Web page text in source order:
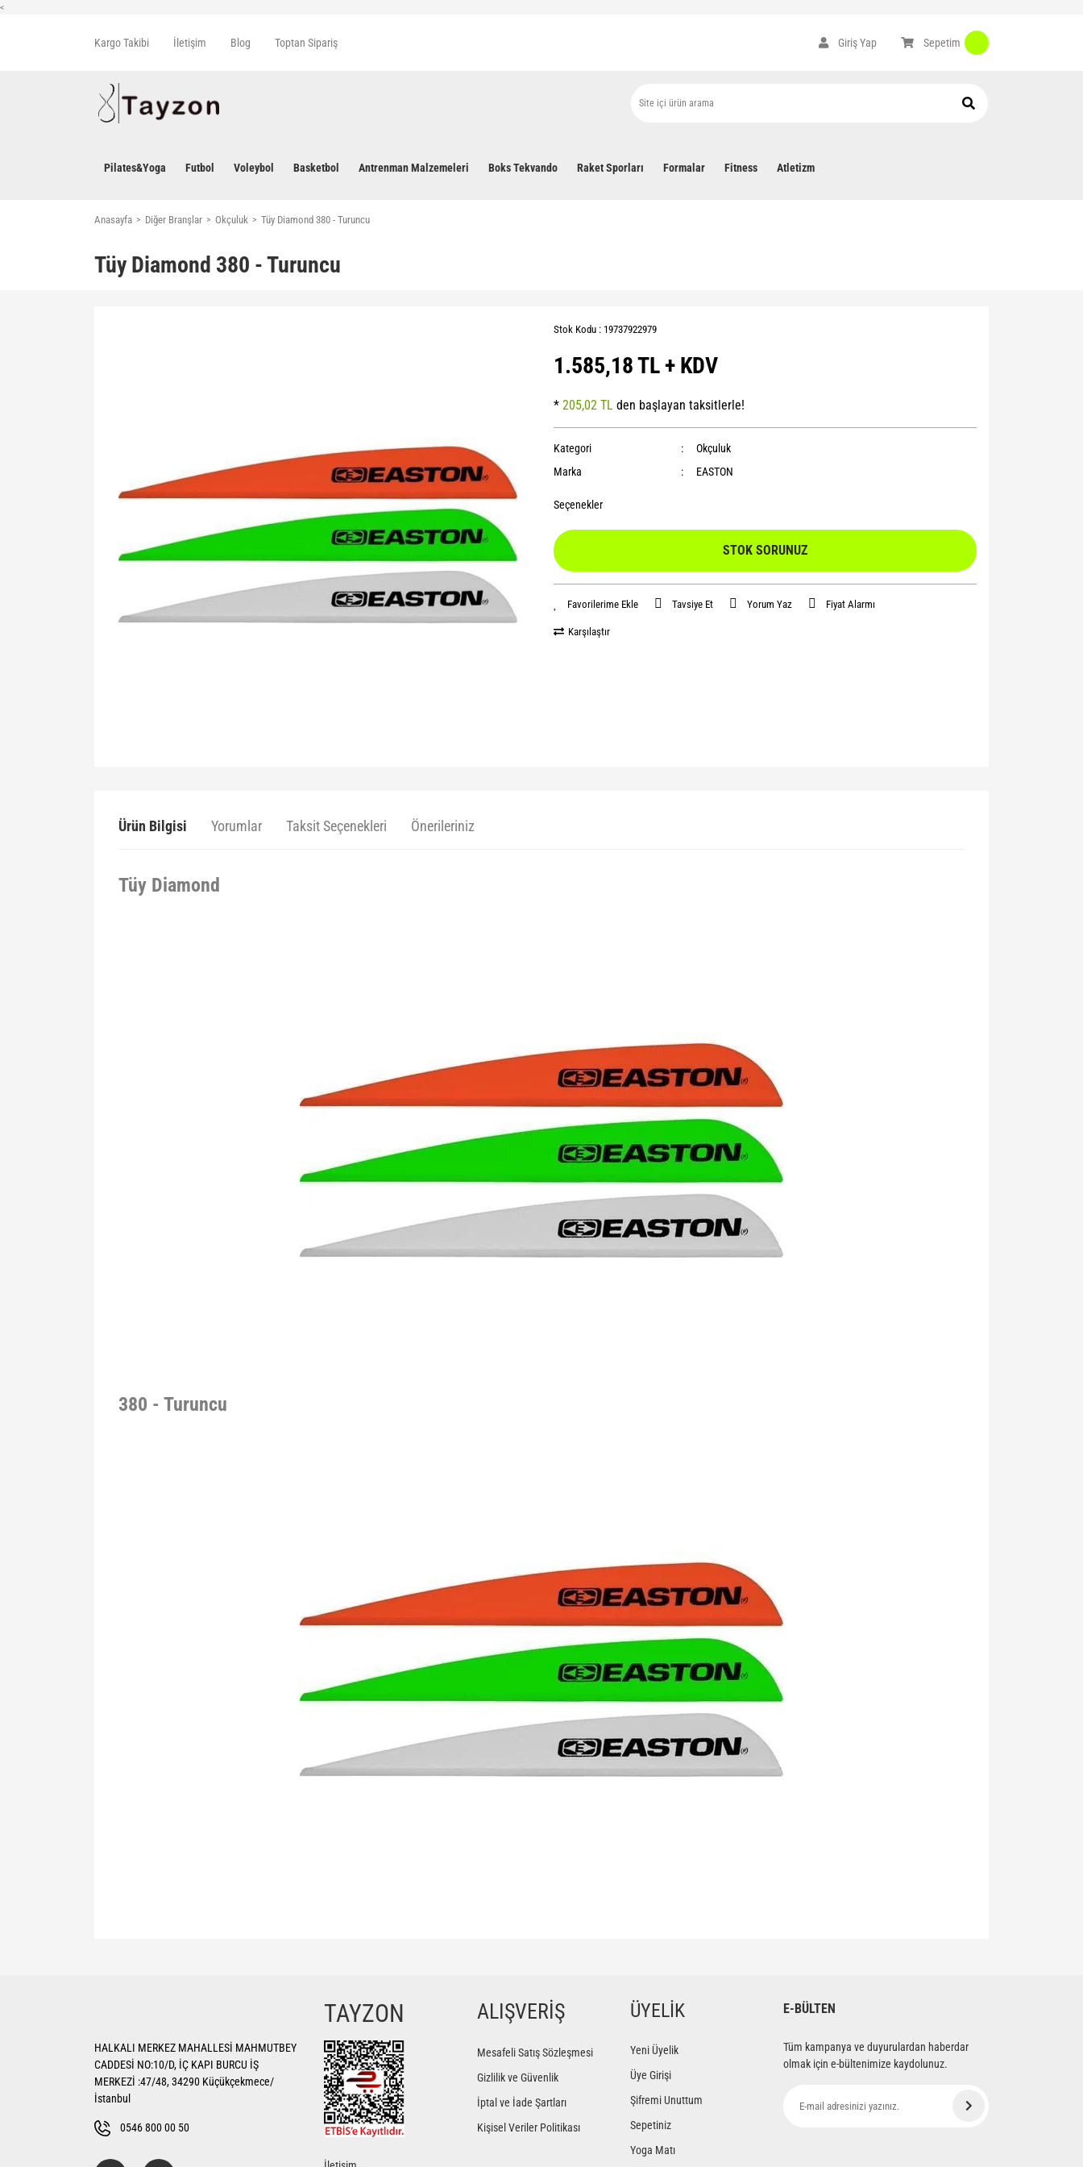
<
Kargo Takibi İletişim Blog Toptan Sipariş Giriş Yap Sepetim
Pilates&Yoga Futbol Voleybol Basketbol Antrenman Malzemeleri Boks Tekvando Raket Sporları Formalar Fitness Atletizm
Anasayfa Diğer Branşlar Okçuluk Tüy Diamond 380 - Turuncu
Tüy Diamond 380 - Turuncu
Stok Kodu : 19737922979
1.585,18 TL + KDV
* 205,02 TL den başlayan taksitlerle!
Kategori
Okçuluk
Marka
EASTON
Seçenekler
STOK SORUNUZ
Tavsiye Et Yorum Yaz Fiyat Alarmı
Karşılaştır
Ürün Bilgisi Yorumlar Taksit Seçenekleri Önerileriniz
Tüy Diamond
380 - Turuncu
Yorum Yaz
Ürün resmi kalitesiz, bozuk veya görüntülenemiyor.
Ürün bilgilerinde hatalar bulunuyor.
Ürün fiyatı diğer sitelerden daha pahalı.
HALKALI MERKEZ MAHALLESİ MAHMUTBEY
CADDESİ NO:10/D, İÇ KAPI BURCU İŞ
MERKEZİ :47/48, 34290 Küçükçekmece/
İstanbul
0546 800 00 50
TAYZON ALIŞVERİŞ
Mesafeli Satış Sözleşmesi
Gizlilik ve Güvenlik
İptal ve İade Şartları
Kişisel Veriler Politikası
ÜYELİK
Yeni Üyelik
Üye Girişi
Şifremi Unuttum
Sepetiniz
Yoga Matı
E-BÜLTEN
Tüm kampanya ve duyurulardan haberdar
olmak için e-bültenimize kaydolunuz.